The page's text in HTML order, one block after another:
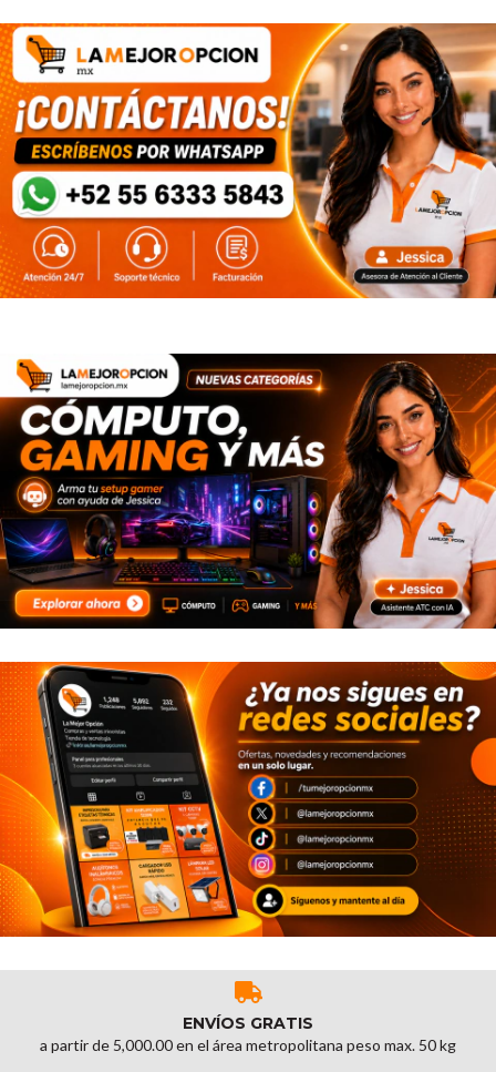
ENVÍOS GRATIS
a partir de 5,000.00 en el área metropolitana peso max. 50 kg